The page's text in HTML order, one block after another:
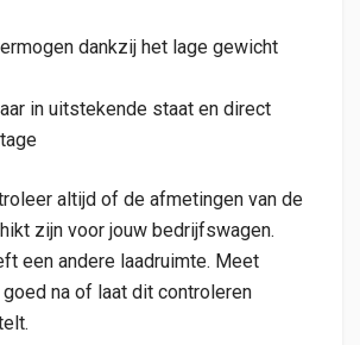
dankzij het lage gewicht
in uitstekende staat en direct
altijd of de afmetingen van de
zijn voor jouw bedrijfswagen.
een andere laadruimte. Meet
na of laat dit controleren